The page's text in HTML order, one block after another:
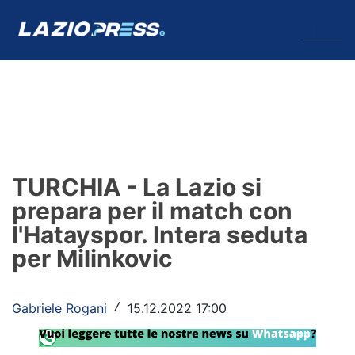
Formello
Infortuni
Primavera
Calciomercato
Lazio Women
TURCHIA - La Lazio si
prepara per il match con
l'Hatayspor. Intera seduta
per Milinkovic
Gabriele Rogani / 15.12.2022 17:00